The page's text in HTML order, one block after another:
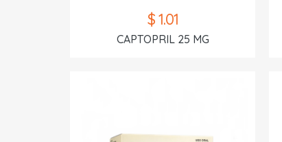
$ 1.01
CAPTOPRIL 25 MG